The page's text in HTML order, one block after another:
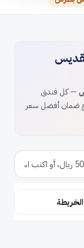
— كل فندق
ضمان أفضل سعر
الخريطة